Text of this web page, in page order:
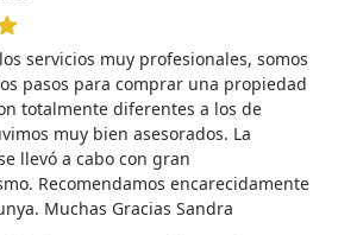
servicios muy profesionales, somos
pasos para comprar una propiedad
totalmente diferentes a los de
muy bien asesorados. La
llevó a cabo con gran
Recomendamos encarecidamente
Muchas Gracias Sandra